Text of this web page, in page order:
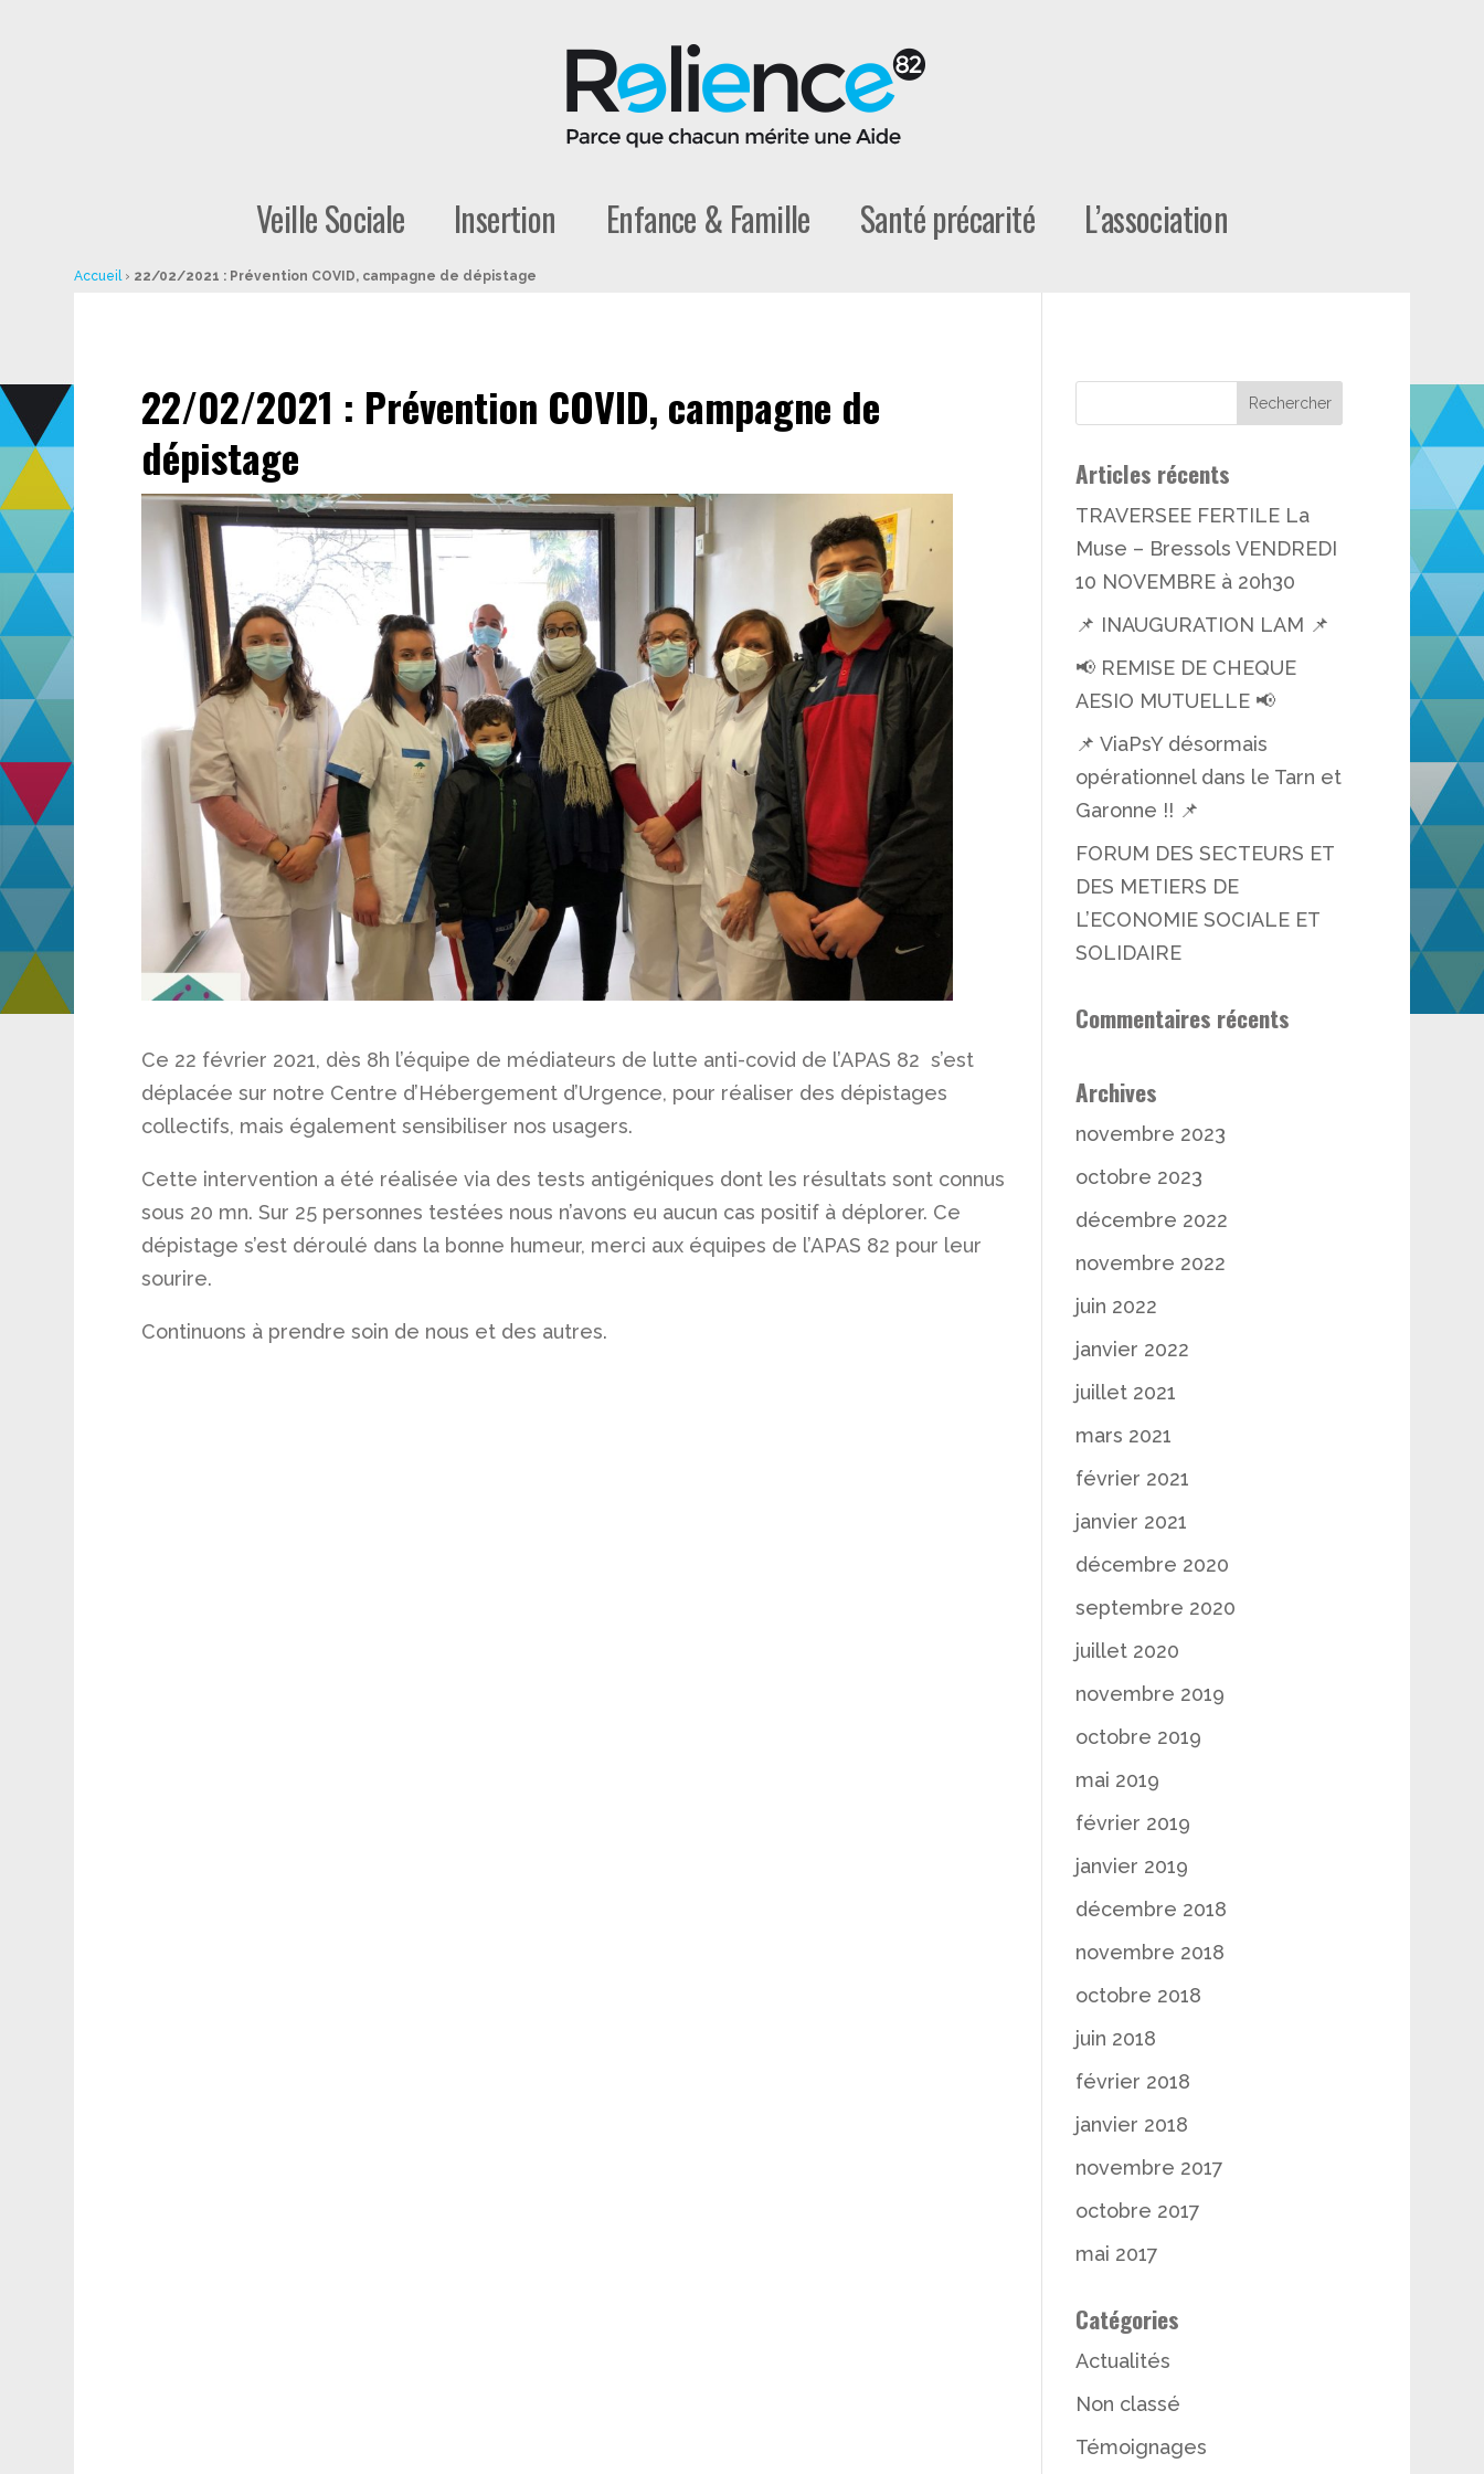
Veille Sociale Insertion Enfance & Famille Santé précarité L’association
Accueil› 22/02/2021 : Prévention COVID, campagne de dépistage
22/02/2021 : Prévention COVID, campagne de
dépistage
Ce 22 février 2021, dès 8h l’équipe de médiateurs de lutte anti-covid de l’APAS 82 s’est
déplacée sur notre Centre d’Hébergement d’Urgence, pour réaliser des dépistages
collectifs, mais également sensibiliser nos usagers.
Cette intervention a été réalisée via des tests antigéniques dont les résultats sont connus
sous 20 mn. Sur 25 personnes testées nous n’avons eu aucun cas positif à déplorer. Ce
dépistage s’est déroulé dans la bonne humeur, merci aux équipes de l’APAS 82 pour leur
sourire.
Continuons à prendre soin de nous et des autres.
Articles récents
TRAVERSEE FERTILE La
Muse – Bressols VENDREDI
10 NOVEMBRE à 20h30
📌 INAUGURATION LAM 📌
📢 REMISE DE CHEQUE
AESIO MUTUELLE 📢
📌 ViaPsY désormais
opérationnel dans le Tarn et
Garonne !! 📌
FORUM DES SECTEURS ET
DES METIERS DE
L’ECONOMIE SOCIALE ET
SOLIDAIRE
Commentaires récents
Archives
novembre 2023
octobre 2023
décembre 2022
novembre 2022
juin 2022
janvier 2022
juillet 2021
mars 2021
février 2021
janvier 2021
décembre 2020
septembre 2020
juillet 2020
novembre 2019
octobre 2019
mai 2019
février 2019
janvier 2019
décembre 2018
novembre 2018
octobre 2018
juin 2018
février 2018
janvier 2018
novembre 2017
octobre 2017
mai 2017
Catégories
Actualités
Non classé
Témoignages